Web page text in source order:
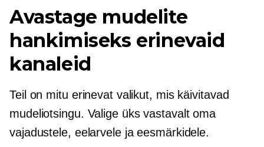
Avastage mudelite
hankimiseks erinevaid
kanaleid
Teil on mitu erinevat valikut, mis käivitavad
mudeliotsingu. Valige üks vastavalt oma
vajadustele, eelarvele ja eesmärkidele.